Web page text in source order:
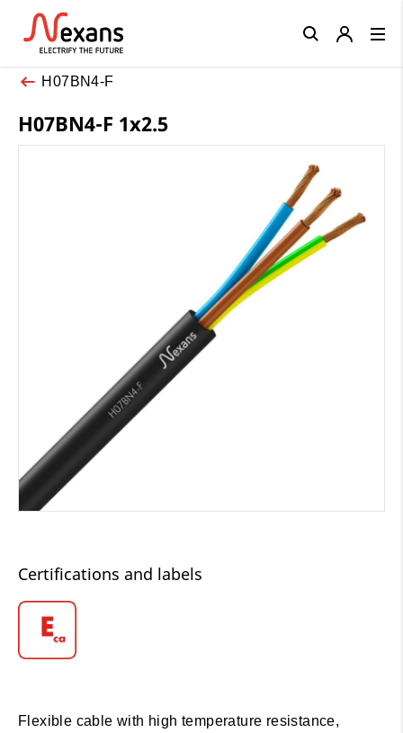
H07BN4-F
H07BN4-F 1x2.5
Certifications and labels
Flexible cable with high temperature resistance,
Close